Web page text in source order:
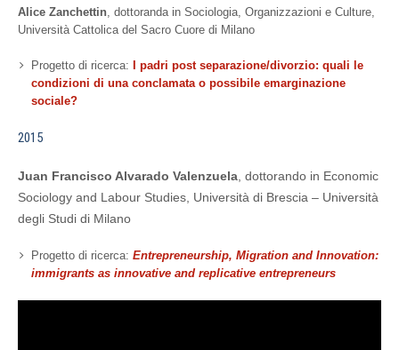
Alice Zanchettin , dottoranda in Sociologia, Organizzazioni e Culture,
Università Cattolica del Sacro Cuore di Milano
Progetto di ricerca:I padri post separazione/divorzio: quali le
condizioni di una conclamata o possibile emarginazione
sociale?
2015
Juan Francisco Alvarado Valenzuela , dottorando in Economic
Sociology and Labour Studies, Università di Brescia – Università
degli Studi di Milano
Progetto di ricerca:Entrepreneurship, Migration and Innovation:
immigrants as innovative and replicative entrepreneurs